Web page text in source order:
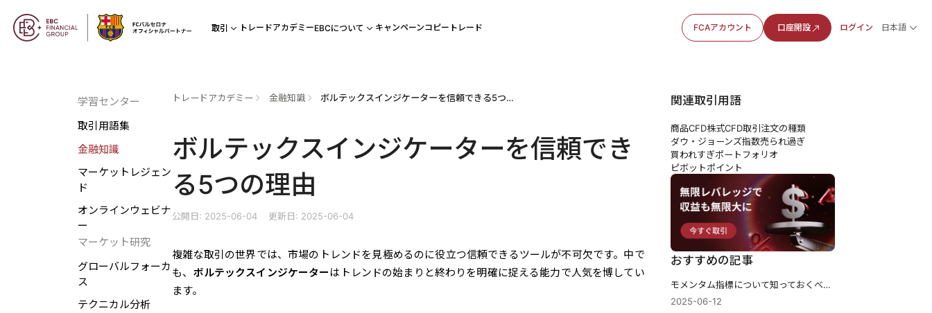
取引 トレードアカデミーEBCについて キャンペーンコピートレード FCAアカウント 口座開設 ログイン 日本語
学習センター
取引用語集
金融知識
マーケットレジェン
ド
オンラインウェビナ
ー
マーケット研究
グローバルフォーカ
ス
テクニカル分析
トレードアカデミー 金融知識 ボルテックスインジケーターを信頼できる5つの理由
ボルテックスインジケーターを信頼でき
る5つの理由
公開日: 2025-06-04 更新日: 2025-06-04
複雑な取引の世界では、市場のトレンドを見極めるのに役立つ信頼できるツールが不可欠です。中で
も、 ボルテックスインジケーター はトレンドの始まりと終わりを明確に捉える能力で人気を博してい
ます。
関連取引用語
商品CFD株式CFD取引注文の種類
ダウ・ジョーンズ指数売られ過ぎ
買われすぎポートフォリオ
ピボットポイント
おすすめの記事
モメンタム指標について知っておくべき5つのこと
2025-06-12